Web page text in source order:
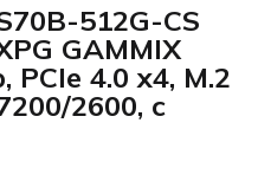
512G-CS
GAMMIX
PCIe 4.0 x4, M.2
2600, с